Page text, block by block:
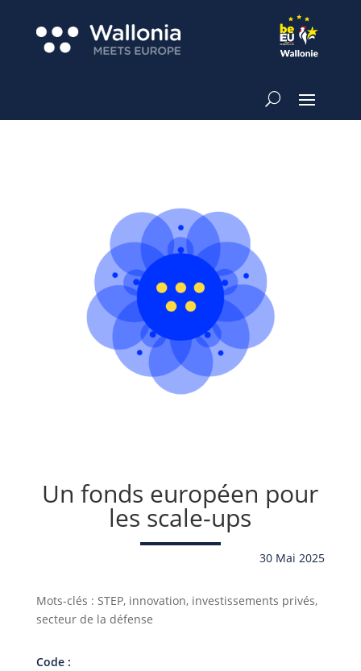
Un fonds européen pour
les scale-ups
30 Mai 2025
Mots-clés : STEP, innovation, investissements privés,
secteur de la défense
Code :